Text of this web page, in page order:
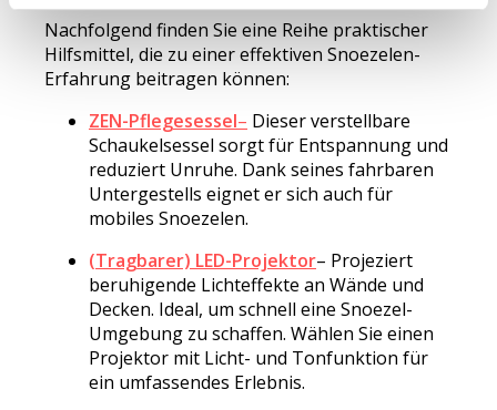
Nachfolgend finden Sie eine Reihe praktischer
Hilfsmittel, die zu einer effektiven Snoezelen-
Erfahrung beitragen können:
ZEN-Pflegesessel– Dieser verstellbare
Schaukelsessel sorgt für Entspannung und
reduziert Unruhe. Dank seines fahrbaren
Untergestells eignet er sich auch für
mobiles Snoezelen.
(Tragbarer) LED-Projektor– Projeziert
beruhigende Lichteffekte an Wände und
Decken. Ideal, um schnell eine Snoezel-
Umgebung zu schaffen. Wählen Sie einen
Projektor mit Licht- und Tonfunktion für
ein umfassendes Erlebnis.